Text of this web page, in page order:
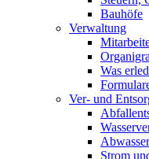
Bauhöfe
Verwaltung
Was
Ver- und
Strom